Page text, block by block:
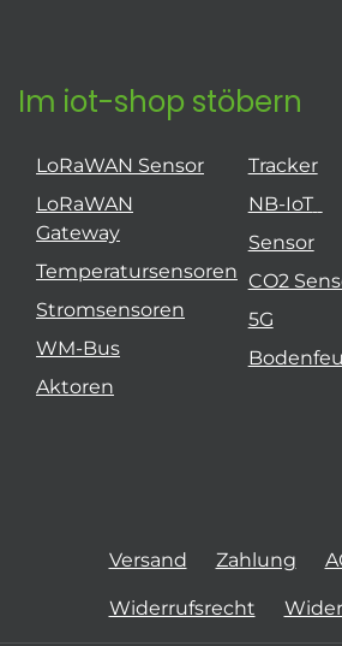
Im iot-shop stöbern
LoRaWAN Sensor
LoRaWAN
Gateway
Temperatursensoren
Stromsensoren
WM-Bus
Aktoren
Tracker
NB-IoT
Sensor
CO2
5G
Versand Zahlung
Widerrufsrecht